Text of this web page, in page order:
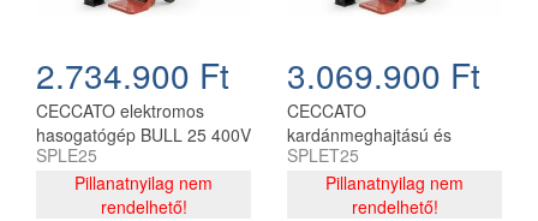
2.734.900 Ft
CECCATO elektromos
hasogatógép BULL 25 400V
5.59kW
SPLE25
Pillanatnyilag nem
rendelhető!
3.069.900 Ft
CECCATO
kardánmeghajtású és
elektromos hasogatógép
BULL 25 400V
5.59kW+PTO 30-50HP
SPLET25
Pillanatnyilag nem
rendelhető!